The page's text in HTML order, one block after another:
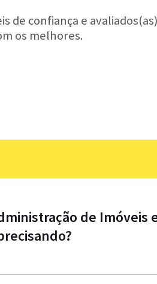
de confiança e
os melhores.
de Imóveis